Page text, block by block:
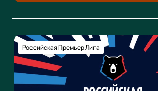
Российская Премьер Лига